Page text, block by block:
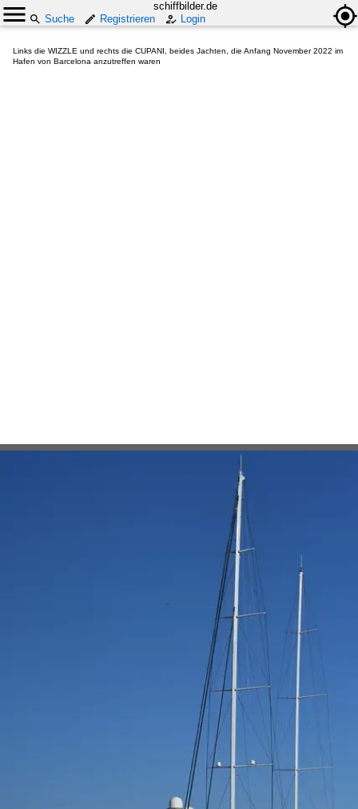
schiffbilder.de
Suche
Registrieren Login
Links die WIZZLE und rechts die CUPANI, beides Jachten, die Anfang November 2022 im
Hafen von Barcelona anzutreffen waren